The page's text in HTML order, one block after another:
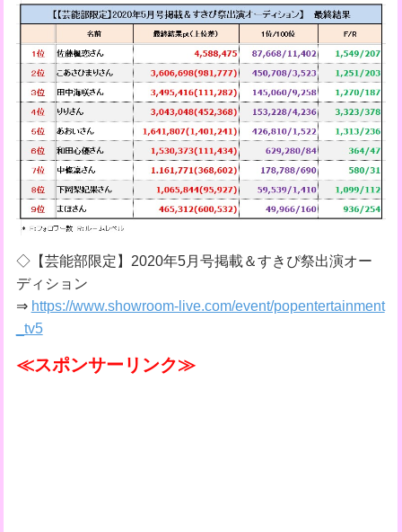
◇【芸能部限定】2020年5月号掲載＆すきぴ祭出演オー
ディション
⇒ https://www.showroom-live.com/event/popentertainment
_tv5
≪スポンサーリンク≫